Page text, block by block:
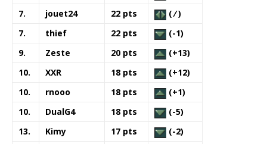
7.
jouet24 22 pts
( ⁄ )
7.
thief 22 pts
(-1)
9.
Zeste 20 pts
(+13)
10.
XXR 18 pts
(+12)
10.
rnooo 18 pts
(+1)
10.
DualG4 18 pts
(-5)
13.
Kimy 17 pts
(-2)